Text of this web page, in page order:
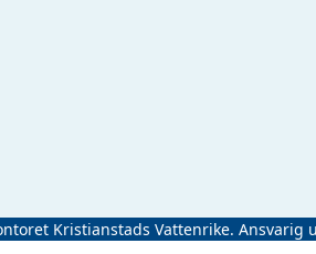
Kristianstads Vattenrike.